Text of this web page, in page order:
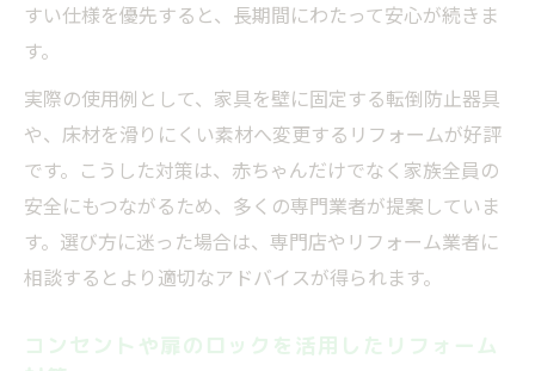
すい仕様を優先すると、長期間にわたって安心が続きま
す。
実際の使用例として、家具を壁に固定する転倒防止器具
や、床材を滑りにくい素材へ変更するリフォームが好評
です。こうした対策は、赤ちゃんだけでなく家族全員の
安全にもつながるため、多くの専門業者が提案していま
す。選び方に迷った場合は、専門店やリフォーム業者に
相談するとより適切なアドバイスが得られます。
コンセントや扉のロックを活用したリフォーム